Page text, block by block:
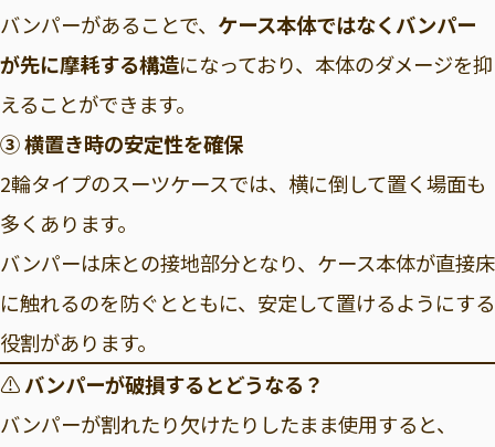
バンパーがあることで、 ケース本体ではなくバンパー
が先に摩耗する構造になっており、本体のダメージを抑
えることができます。
③ 横置き時の安定性を確保
2輪タイプのスーツケースでは、横に倒して置く場面も
多くあります。
バンパーは床との接地部分となり、ケース本体が直接床
に触れるのを防ぐとともに、安定して置けるようにする
役割があります。
⚠️バンパーが破損するとどうなる？
バンパーが割れたり欠けたりしたまま使用すると、